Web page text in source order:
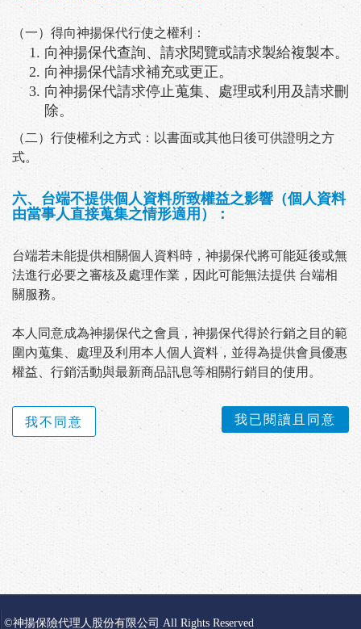
（一）得向神揚保代行使之權利：
向神揚保代查詢、請求閱覽或請求製給複製本。
向神揚保代請求補充或更正。
向神揚保代請求停止蒐集、處理或利用及請求刪
除。
（二）行使權利之方式：以書面或其他日後可供證明之方
式。
六、台端不提供個人資料所致權益之影響（個人資料
由當事人直接蒐集之情形適用）：
台端若未能提供相關個人資料時，神揚保代將可能延後或無
法進行必要之審核及處理作業，因此可能無法提供 台端相
關服務。
本人同意成為神揚保代之會員，神揚保代得於行銷之目的範
圍內蒐集、處理及利用本人個人資料，並得為提供會員優惠
權益、行銷活動與最新商品訊息等相關行銷目的使用。
我不同意 我已閱讀且同意
©神揚保險代理人股份有限公司 All Rights Reserved